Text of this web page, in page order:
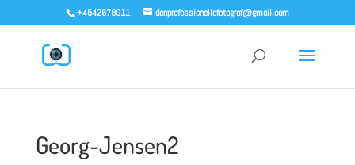
+4542679011 denprofessionellefotograf@gmail.com
Georg-Jensen2